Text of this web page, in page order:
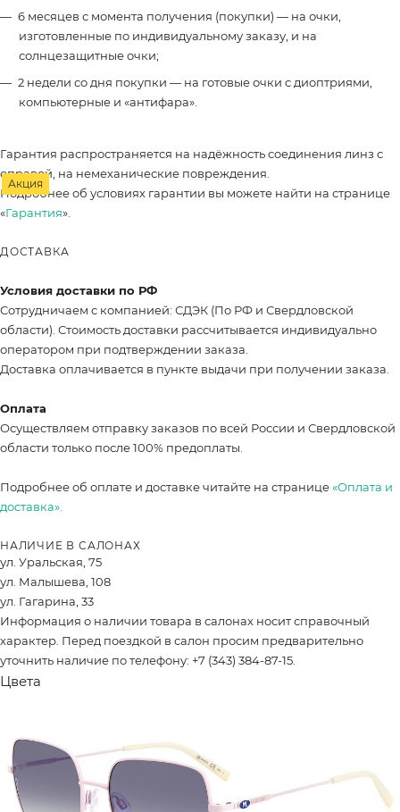
Акция
6 месяцев с момента получения (покупки) — на очки,
изготовленные по индивидуальному заказу, и на
солнцезащитные очки;
2 недели со дня покупки — на готовые очки с диоптриями,
компьютерные и «антифара».
Гарантия распространяется на надёжность соединения линз с
оправой, на немеханические повреждения.
Подробнее об условиях гарантии вы можете найти на странице
«Гарантия».
ДОСТАВКА
Условия доставки по РФ
Сотрудничаем с компанией: СДЭК (По РФ и Свердловской
области). Стоимость доставки рассчитывается индивидуально
оператором при подтверждении заказа.
Доставка оплачивается в пункте выдачи при получении заказа.
Оплата
Осуществляем отправку заказов по всей России и Свердловской
области только после 100% предоплаты.
Подробнее об оплате и доставке читайте на странице«Оплата и
доставка».
НАЛИЧИЕ В САЛОНАХ
ул. Уральская, 75
ул. Малышева, 108
ул. Гагарина, 33
Информация о наличии товара в салонах носит справочный
характер. Перед поездкой в салон просим предварительно
уточнить наличие по телефону: +7 (343) 384-87-15.
Цвета